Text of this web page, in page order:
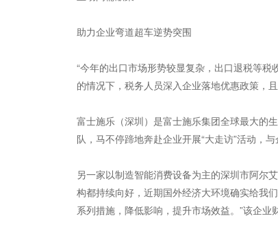
助力企业弯道超车逆势突围
“今年的出口市场形势较显复杂，出口退税等
的情况下，税务人员深入企业落地优惠政策，
富士施乐（深圳）是富士施乐集团全球最大的
队，马不停蹄地奔赴企业开展“大走访”活动，
另一家以制造智能消费设备为主的深圳市阿尔
构都持续向好，近期国外经济大环境确实给我
系列措施，降低影响，提升市场效益。”该企业